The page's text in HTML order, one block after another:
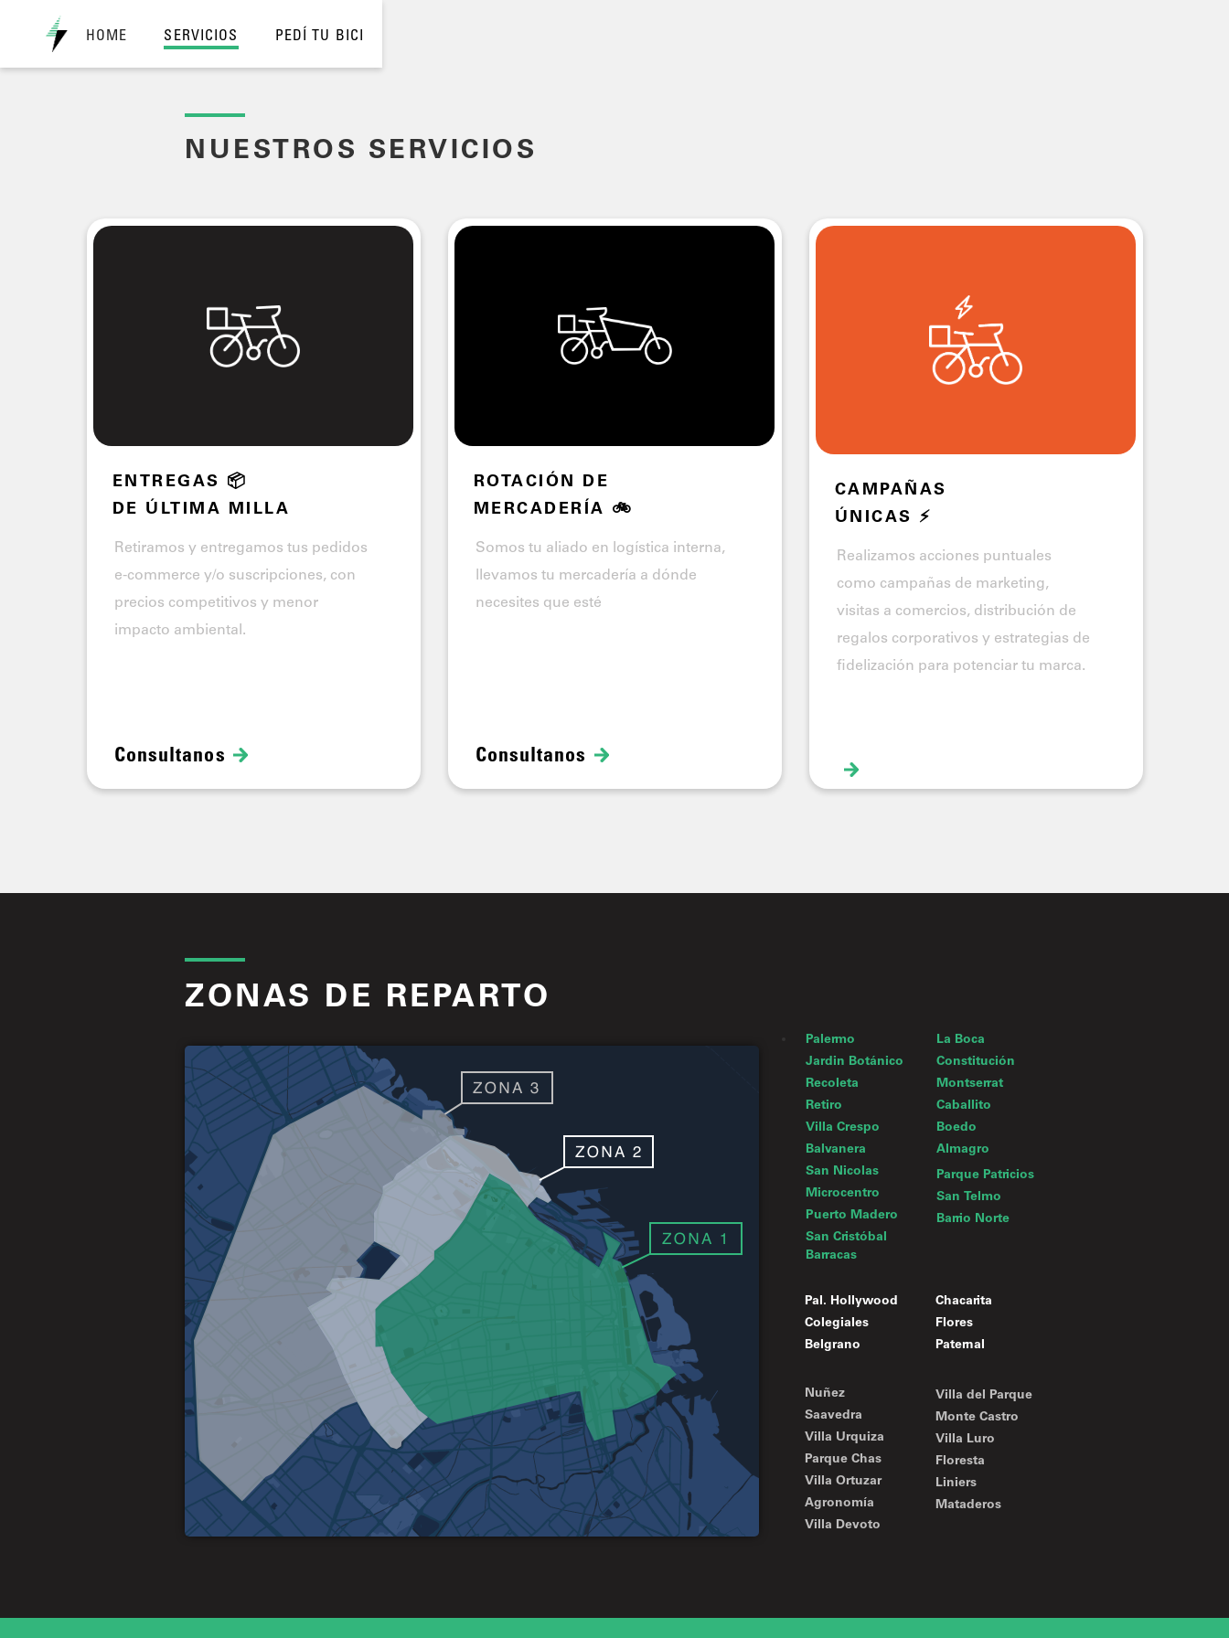
HOME SERVICIOS PEDÍ TU BICI
NUESTROS SERVICIOS
ENTREGAS 📦
DE ÚLTIMA MILLA
Retiramos y entregamos tus pedidos
e-commerce y/o suscripciones, con
precios competitivos y menor
impacto ambiental.
Consultanos
ROTACIÓN DE
MERCADERÍA 🚲
Somos tu aliado en logística interna,
llevamos tu mercadería a dónde
necesites que esté
Consultanos
CAMPAÑAS
ÚNICAS ⚡
Realizamos acciones puntuales
como campañas de marketing,
visitas a comercios, distribución de
regalos corporativos y estrategias de
fidelización para potenciar tu marca.
ZONAS DE REPARTO
Palermo
Jardin Botánico
Recoleta
Retiro
Villa Crespo
Balvanera
San Nicolas
Microcentro
Puerto Madero
San Cristóbal
Barracas
La Boca
Constitución
Montserrat
Caballito
Boedo
Almagro
Parque Patricios
San Telmo
Barrio Norte
Pal. Hollywood
Colegiales
Belgrano
Chacarita
Flores
Paternal
Nuñez
Saavedra
Villa Urquiza
Parque Chas
Villa Ortuzar
Agronomía
Villa Devoto
Villa del Parque
Monte Castro
Villa Luro
Floresta
Liniers
Mataderos